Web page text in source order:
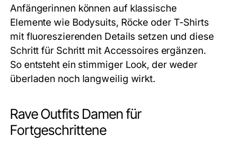
Anfängerinnen können auf klassische
Elemente wie Bodysuits, Röcke oder T-Shirts
mit fluoreszierenden Details setzen und diese
Schritt für Schritt mit Accessoires ergänzen.
So entsteht ein stimmiger Look, der weder
überladen noch langweilig wirkt.
Rave Outfits Damen für
Fortgeschrittene